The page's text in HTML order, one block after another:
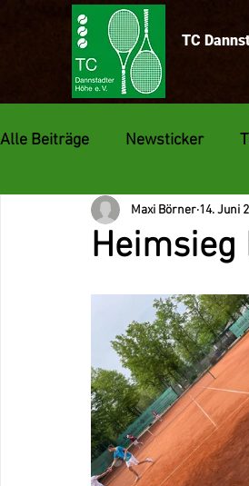
TC
Alle Beiträge Newsticker
Medenspiele Maxi Börner 14. Juni